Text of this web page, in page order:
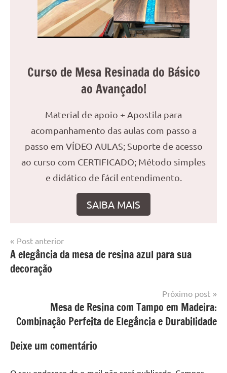
Curso de Mesa Resinada do Básico
ao Avançado!
Material de apoio + Apostila para
acompanhamento das aulas com passo a
passo em VÍDEO AULAS; Suporte de acesso
ao curso com CERTIFICADO; Método simples
e didático de fácil entendimento.
SAIBA MAIS
Marcado
com
mesa
com
epoxi
mesa
Mesa
com
resina
Navegação
de
Post
Post anterior
A elegância da mesa de resina azul para sua
decoração
Próximo post
Mesa de Resina com Tampo em Madeira:
Combinação Perfeita de Elegância e Durabilidade
Deixe um comentário